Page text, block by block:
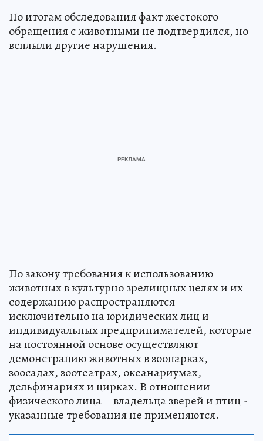
По итогам обследования факт жестокого
обращения с животными не подтвердился, но
всплыли другие нарушения.
По закону требования к использованию
животных в культурно зрелищных целях и их
содержанию распространяются
исключительно на юридических лиц и
индивидуальных предпринимателей, которые
на постоянной основе осуществляют
демонстрацию животных в зоопарках,
зоосадах, зоотеатрах, океанариумах,
дельфинариях и цирках. В отношении
физического лица – владельца зверей и птиц -
указанные требования не применяются.